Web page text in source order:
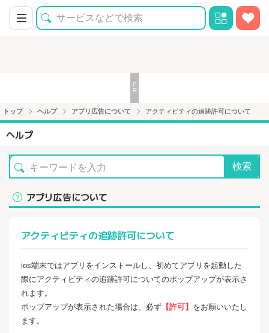
トップ ヘルプ アプリ広告について アクティビティの追跡許可について
ヘルプ
検索
アプリ広告について
アクティビティの追跡許可について
ios端末ではアプリをインストールし、初めてアプリを起動した
際にアクティビティの追跡許可についてのポップアップが表示さ
れます。
ポップアップが表示された場合は、必ず 【許可】 をお願いいたし
ます。